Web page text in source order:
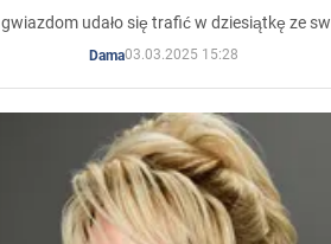
udało się trafić w dziesiątkę ze
Dama03.03.2025 15:28